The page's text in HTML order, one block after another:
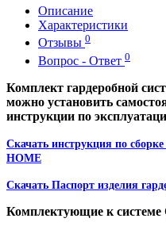
Описание
Характеристики
Отзывы 0
Вопрос - Ответ 0
Комплект гардеробной
можно установить
инструкции по
Скачать инструкция по
HOME
Скачать Паспорт изделия
Комплектующие к